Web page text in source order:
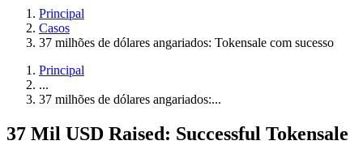
Principal
Casos
37 milhões de dólares angariados: Tokensale com sucesso
Principal
...
37 milhões de dólares angariados:...
37 Mil USD Raised: Successful Tokensale